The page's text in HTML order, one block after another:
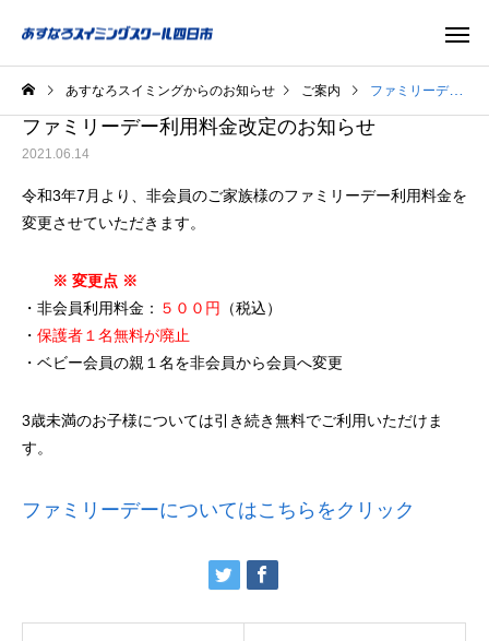
あすなろスイミングからのお知らせ ご案内 ファミリーデー利用料金改定のお知らせ
ファミリーデー利用料金改定のお知らせ
2021.06.14
令和3年7月より、非会員のご家族様のファミリーデー利用料金を
変更させていただきます。
※ 変更点 ※
・非会員利用料金： ５００円
（税込）
・ 保護者１名無料が廃止
・ベビー会員の親１名を非会員から会員へ変更
3歳未満のお子様については引き続き無料でご利用いただけま
す。
ファミリーデーについてはこちらをクリック